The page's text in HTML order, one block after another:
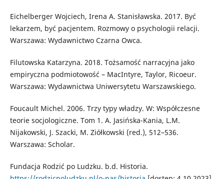
Eichelberger Wojciech, Irena A. Stanisławska. 2017. Być
lekarzem, być pacjentem. Rozmowy o psychologii relacji.
Warszawa: Wydawnictwo Czarna Owca.
Filutowska Katarzyna. 2018. Tożsamość narracyjna jako
empiryczna podmiotowość – MacIntyre, Taylor, Ricoeur.
Warszawa: Wydawnictwa Uniwersytetu Warszawskiego.
Foucault Michel. 2006. Trzy typy władzy. W: Współczesne
teorie socjologiczne. Tom 1. A. Jasińska-Kania, L.M.
Nijakowski, J. Szacki, M. Ziółkowski (red.), 512–536.
Warszawa: Scholar.
Fundacja Rodzić po Ludzku. b.d. Historia.